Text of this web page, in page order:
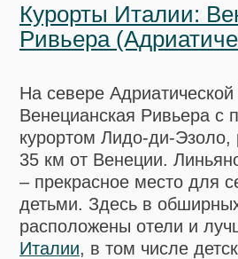
Курорты Италии:
Ривьера
На севере
Венецианская Ривьера с
курортом Лидо-ди-
35 км от Венеции.
– прекрасное место для
детьми. Здесь в
расположены отели и
Италии, в том числе